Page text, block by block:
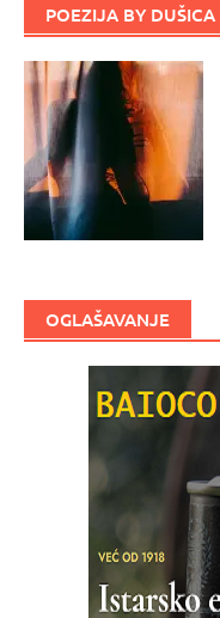
POEZIJA BY DUŠICA
OGLAŠAVANJE